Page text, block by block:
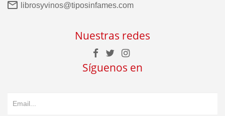
librosyvinos@tiposinfames.com
Nuestras redes
Síguenos en